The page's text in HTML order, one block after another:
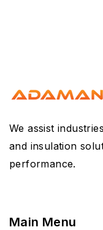
We assist
and insulation
performance.
Main Menu